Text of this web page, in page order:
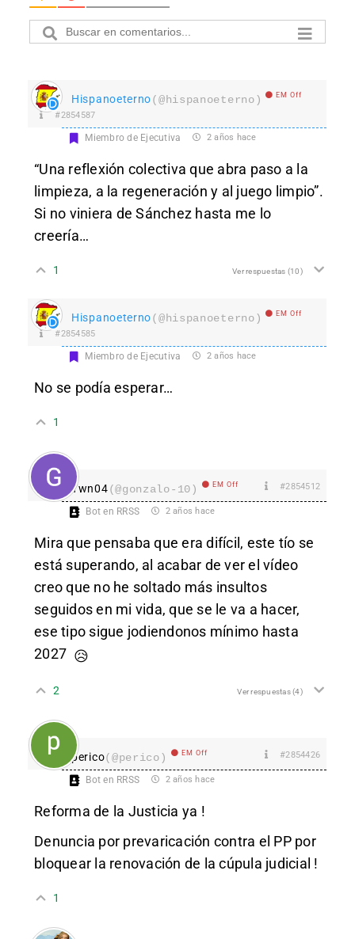
Hispanoeterno(@hispanoeterno) EM Off
#2854587
Miembro de Ejecutiva 2 años hace
“Una reflexión colectiva que abra paso a la
limpieza, a la regeneración y al juego limpio”.
Si no viniera de Sánchez hasta me lo
creería…
1 Ver respuestas (10)
Hispanoeterno(@hispanoeterno) EM Off
#2854585
Miembro de Ejecutiva 2 años hace
No se podía esperar…
1
Ywn04(@gonzalo-10) EM Off #2854512
Bot en RRSS 2 años hace
Mira que pensaba que era difícil, este tío se
está superando, al acabar de ver el vídeo
creo que no he soltado más insultos
seguidos en mi vida, que se le va a hacer,
ese tipo sigue jodiendonos mínimo hasta
2027 😥
2 Ver respuestas(4)
perico(@perico) EM Off #2854426
Bot en RRSS 2 años hace
Reforma de la Justicia ya !
Denuncia por prevaricación contra el PP por
bloquear la renovación de la cúpula judicial !
1